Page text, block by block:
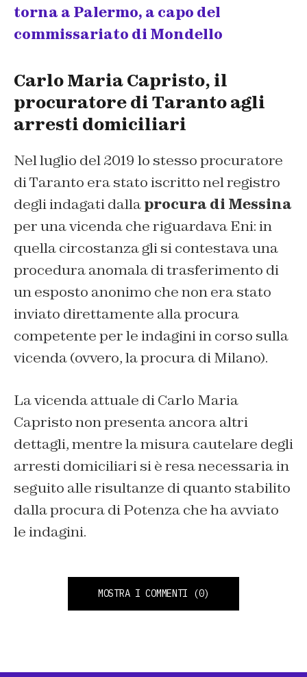
torna a Palermo, a capo del
commissariato di Mondello
Carlo Maria Capristo, il
procuratore di Taranto agli
arresti domiciliari
Nel luglio del 2019 lo stesso procuratore
di Taranto era stato iscritto nel registro
degli indagati dallaprocura di Messina
per una vicenda che riguardava Eni: in
quella circostanza gli si contestava una
procedura anomala di trasferimento di
un esposto anonimo che non era stato
inviato direttamente alla procura
competente per le indagini in corso sulla
vicenda (ovvero, la procura di Milano).
La vicenda attuale di Carlo Maria
Capristo non presenta ancora altri
dettagli, mentre la misura cautelare degli
arresti domiciliari si è resa necessaria in
seguito alle risultanze di quanto stabilito
dalla procura di Potenza che ha avviato
le indagini.
MOSTRA I COMMENTI (0)